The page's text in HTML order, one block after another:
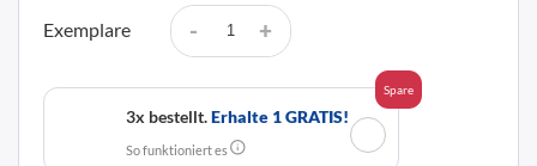
Exemplare - +
Spare
3x bestellt.Erhalte 1 GRATIS!
So funktioniert es